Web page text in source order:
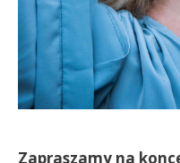
Zapraszamy na